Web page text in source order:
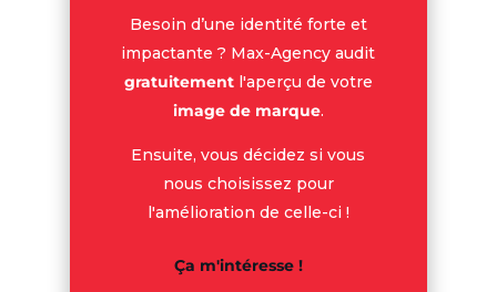
Besoin d’une identité forte et
impactante ? Max-Agency audit
gratuitementl'aperçu de votre
image de marque.
Ensuite, vous décidez si vous
nous choisissez pour
l'amélioration de celle-ci !
Ça m'intéresse !